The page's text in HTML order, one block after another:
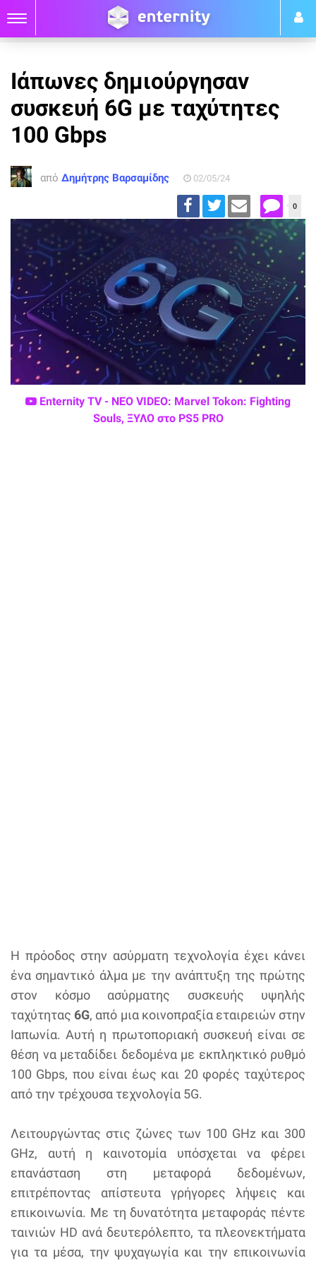
Ιάπωνες δημιούργησαν
συσκευή 6G με ταχύτητες
100 Gbps
από Δημήτρης Βαρσαμίδης 02/05/24
0
Enternity TV - ΝΕΟ VIDEO: Marvel Tokon: Fighting
Souls, ΞΥΛΟ στο PS5 PRO
Η πρόοδος στην ασύρματη τεχνολογία έχει κάνει
ένα σημαντικό άλμα με την ανάπτυξη της πρώτης
στον κόσμο ασύρματης συσκευής υψηλής
ταχύτητας 6G, από μια κοινοπραξία εταιρειών στην
Ιαπωνία. Αυτή η πρωτοποριακή συσκευή είναι σε
θέση να μεταδίδει δεδομένα με εκπληκτικό ρυθμό
100 Gbps, που είναι έως και 20 φορές ταχύτερος
από την τρέχουσα τεχνολογία 5G.
Λειτουργώντας στις ζώνες των 100 GHz και 300
GHz, αυτή η καινοτομία υπόσχεται να φέρει
επανάσταση στη μεταφορά δεδομένων,
επιτρέποντας απίστευτα γρήγορες λήψεις και
επικοινωνία. Με τη δυνατότητα μεταφοράς πέντε
ταινιών HD ανά δευτερόλεπτο, τα πλεονεκτήματα
για τα μέσα, την ψυχαγωγία και την επικοινωνία